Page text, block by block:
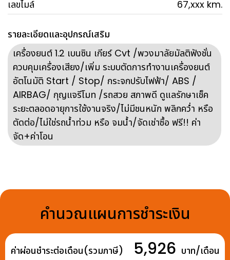
เลขไมล์
67,xxx km.
รายละเอียดและอุปกรณ์เสริม
เครื่องยนต์ 1.2 เบนซิน เกียร์ Cvt /พวงมาลัยมัลติฟังชั่น
ควบคุมเครื่องเสียง/เพิ่ม ระบบตัดการทำงานเครื่องยนต์
อัตโนมัติ Start / Stop/ กระจกปรับไฟฟ้า/ ABS /
AIRBAG/ กุญแจรีโมท /รถสวย สภาพดี ดูแลรักษาเช็ค
ระยะตลอดอายุการใช้งานจริง/ไม่มีชนหนัก พลิกคว่ำ หรือ
ตัดต่อ/ไม่ใช่รถน้ำท่วม หรือ จมน้ำ/จัดเช่าซื้อ ฟรี!! ค่า
จัด+ค่าโอน
คำนวณแผนการชำระเงิน
ค่าผ่อนชำระต่อเดือน(รวมภาษี) 5,926 บาท/เดือน